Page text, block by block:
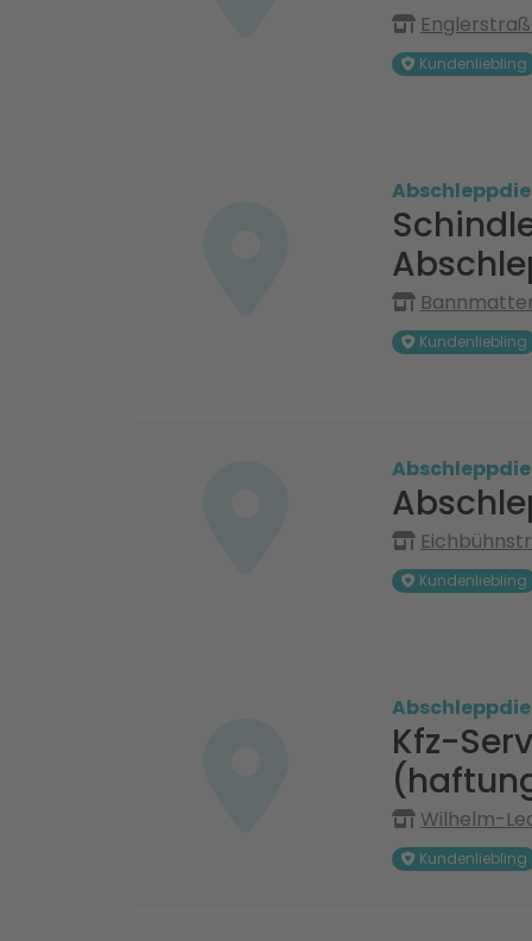
Kundenliebling
Kundenliebling
Kundenliebling
Kfz-
Wilhelm-
Kundenliebling